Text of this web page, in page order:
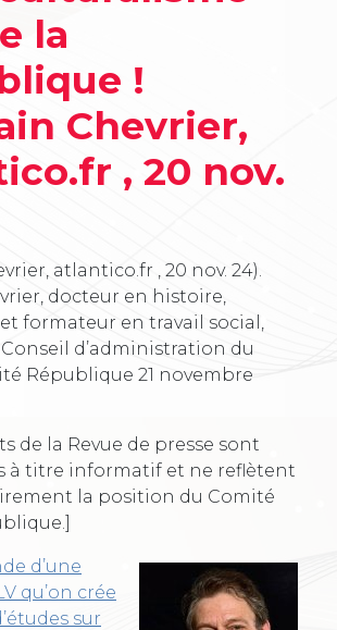
la
!
Chevrier,
, 20 nov.
atlantico.fr , 20 nov. 24).
docteur en histoire,
formateur en travail social,
d’administration du
République 21 novembre
de la Revue de presse sont
à titre informatif et ne reflètent
la position du Comité
d’une
qu’on crée
sur